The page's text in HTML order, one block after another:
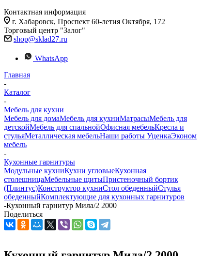
Контактная информация
г. Хабаровск, Проспект 60-летия Октября, 172
Торговый центр "Залог"
shop@sklad27.ru
WhatsApp
Главная
-
Каталог
-
Мебель для кухни
Мебель для домаМебель для кухниМатраcыМебель для
детскойМебель для спальнойОфисная мебельКресла и
стульяМеталлическая мебельНаши работы УценкаЭконом
мебель
-
Кухонные гарнитуры
Модульные кухниКухни угловыеКухонная
столешницаМебельные щитыПристеночный бортик
(Плинтус)Конструктор кухниСтол обеденныйСтулья
обеденныйКомплектующие для кухонных гарнитуров
-Кухонный гарнитур Мила/2 2000
Поделиться